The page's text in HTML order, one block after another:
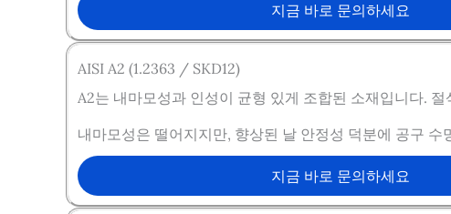
지금 바로 문의하세요
AISI A2 (1.2363 / SKD12)
A2는 내마모성과 인성이 균형 있게 조합된 소재입니다.
내마모성은 떨어지지만, 향상된 날 안정성 덕분에 공구
지금 바로 문의하세요